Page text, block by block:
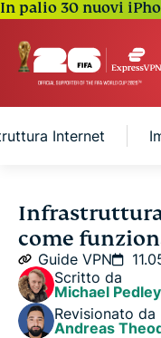
In palio 30 nuovi
Internet
Che cos’è
Componenti
Importanza
come
Guide VPN
Scritto da
Michael Pedley
Revisionato da
Andreas